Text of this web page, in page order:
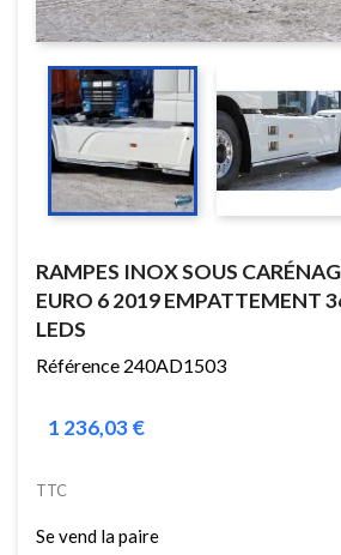
RAMPES INOX SOUS
EURO 6 2019 EMPATTEMENT
LEDS
Référence 240AD1503
1 236,03 €
TTC
Se vend la paire